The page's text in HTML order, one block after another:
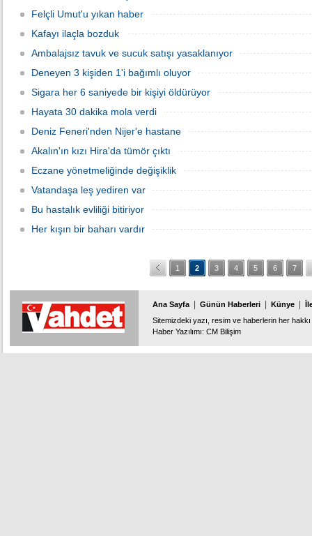
Felçli Umut'u yıkan haber
Kafayı ilaçla bozduk
Ambalajsız tavuk ve sucuk satışı yasaklanıyor
Deneyen 3 kişiden 1'i bağımlı oluyor
Sigara her 6 saniyede bir kişiyi öldürüyor
Hayata 30 dakika mola verdi
Deniz Feneri'nden Nijer'e hastane
Akalın'ın kızı Hira'da tümör çıktı
Eczane yönetmeliğinde değişiklik
Vatandaşa leş yediren var
Bu hastalık evliliği bitiriyor
Her kışın bir baharı vardır
1 2 3 4 5 6 7
Ana Sayfa Günün Haberleri Künye
Sitemizdeki yazı, resim ve haberlerin her
Haber Yazılımı: CM Bilişim